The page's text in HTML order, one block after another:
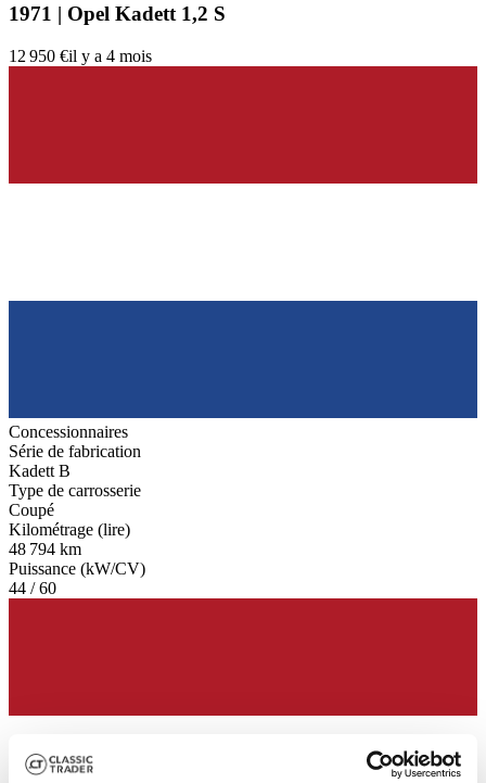
1971 | Opel Kadett 1,2 S
12 950 €il y a 4 mois
Concessionnaires
Série de fabrication
Kadett B
Type de carrosserie
Coupé
Kilométrage (lire)
48 794 km
Puissance (kW/CV)
44 / 60